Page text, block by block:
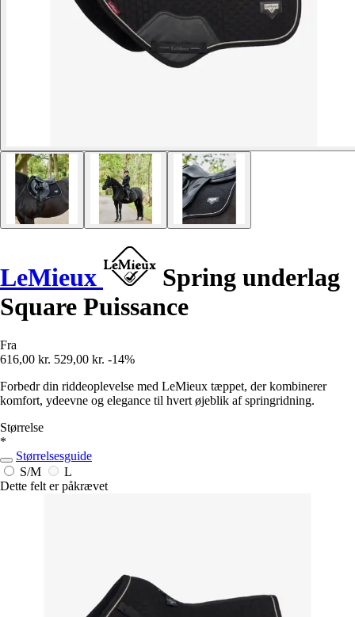
LeMieux
Spring underlag
Square Puissance
Fra
616,00 kr. 529,00 kr. -14%
Forbedr din riddeoplevelse med LeMieux tæppet, der kombinerer
komfort, ydeevne og elegance til hvert øjeblik af springridning.
Størrelse
*
Størrelsesguide
S/M
L
Dette felt er påkrævet